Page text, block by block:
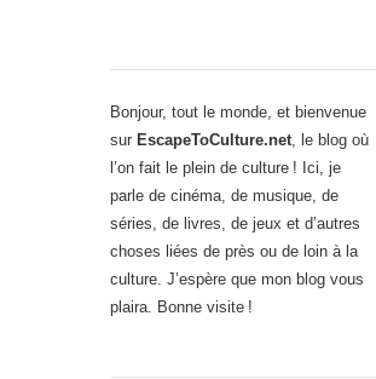
Bonjour, tout le monde, et bienvenue
sur EscapeToCulture.net , le blog où
l’on fait le plein de culture ! Ici, je
parle de cinéma, de musique, de
séries, de livres, de jeux et d’autres
choses liées de près ou de loin à la
culture. J’espère que mon blog vous
plaira. Bonne visite !